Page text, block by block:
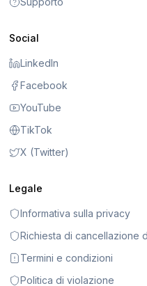
Social
LinkedIn
Facebook
YouTube
TikTok
X (Twitter)
Legale
Informativa sulla privacy
Richiesta di cancellazione
Termini e condizioni
Politica di violazione